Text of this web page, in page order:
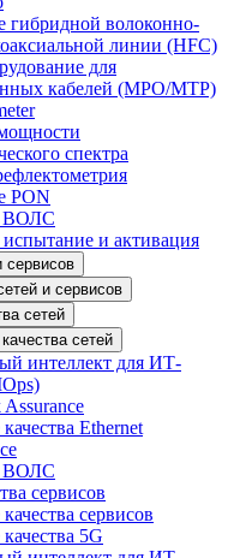
гибридной волоконно-
линии (HFC)
для
кабелей (MPO/MTP)
спектра
PON
ВОЛС
и активация
сервисов
и сервисов
сетей
сетей
интеллект для ИТ-
Ethernet
ВОЛС
сервисов
сервисов
5G